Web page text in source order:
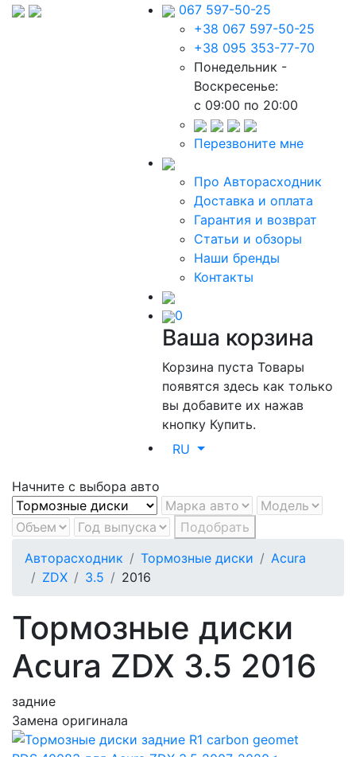
067 597-50-25
+38 067 597-50-25
+38 095 353-77-70
Понедельник -
Воскресенье:
c 09:00 по 20:00
Перезвоните мне
Про Авторасходник
Доставка и оплата
Гарантия и возврат
Статьи и обзоры
Наши бренды
Контакты
0
Ваша корзина
Корзина пустаТовары
появятся здесь как только
вы добавите их нажав
кнопку Купить.
RU
Начните с выбора авто
Подобрать
Авторасходник
Тормозные диски
Acura
ZDX
3.5 2016
Тормозные диски
Acura ZDX 3.5 2016
задние
Замена оригинала